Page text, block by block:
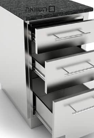
השוואה
ש״ח​ | *בין חדרה-גדרה בלבד | *באתר